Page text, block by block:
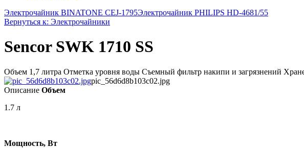
Электрочайник BINATONE CEJ-1795Электрочайник PHILIPS HD-4681/55
Вернуться к: Электрочайники
Sencor SWK 1710 SS
Объем 1,7 литра Отметка уровня воды Съемный фильтр накипи и загрязнений
pic_56d6d8b103c02.jpg
Описание Объем
1.7 л
Мощность, Вт